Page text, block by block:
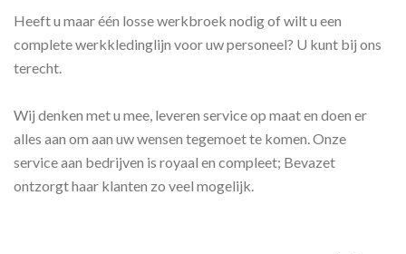
Heeft u maar één losse werkbroek nodig of wilt u een
complete werkkledinglijn voor uw personeel? U kunt bij ons
terecht.
Wij denken met u mee, leveren service op maat en doen er
alles aan om aan uw wensen tegemoet te komen. Onze
service aan bedrijven is royaal en compleet; Bevazet
ontzorgt haar klanten zo veel mogelijk.